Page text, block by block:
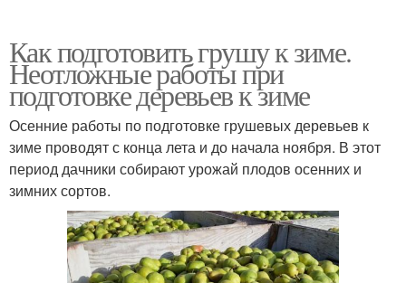
Как подготовить грушу к зиме.
Неотложные работы при
подготовке деревьев к зиме
Осенние работы по подготовке грушевых деревьев к
зиме проводят с конца лета и до начала ноября. В этот
период дачники собирают урожай плодов осенних и
зимних сортов.